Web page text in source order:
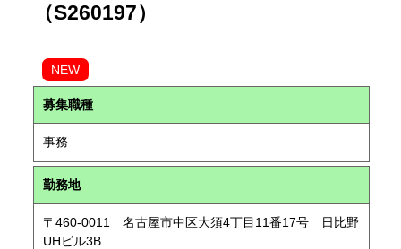
（S260197）
NEW
募集職種
事務
勤務地
〒460-0011 名古屋市中区大須4丁目11番17号 日比野
UHビル3B